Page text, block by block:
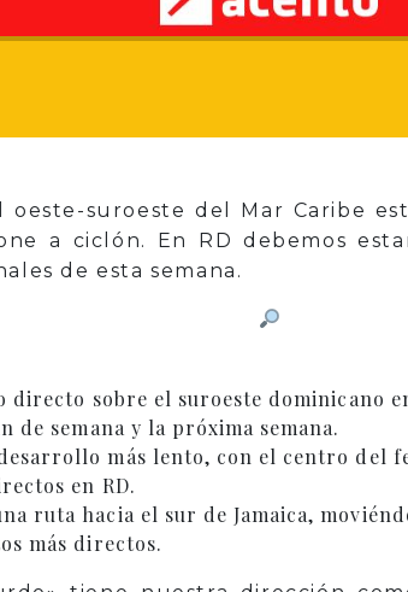
oeste-suroeste del Mar Caribe
a ciclón. En RD debemos
de esta semana.
directo sobre el suroeste dominicano
semana y la próxima semana.
más lento, con el centro del
en RD.
ruta hacia el sur de Jamaica,
más directos.